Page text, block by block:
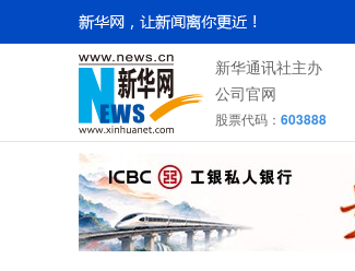
新华通讯社主办
公司官网
股票代码： 603888